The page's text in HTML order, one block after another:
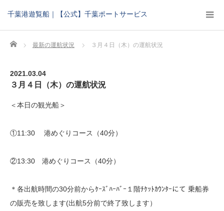
千葉港遊覧船｜【公式】千葉ポートサービス
Home 最新の運航状況 ３月４日（木）の運航状況
2021.03.04
３月４日（木）の運航状況
＜本日の観光船＞
①11:30 港めぐりコース（40分）
②13:30 港めぐりコース（40分）
＊各出航時間の30分前からｹｰｽﾞﾊｰﾊﾞｰ１階ﾁｹｯﾄｶｳﾝﾀｰにて 乗船券
の販売を致します(出航5分前で終了致します）